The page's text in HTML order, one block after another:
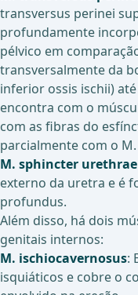
transversus perinei
profundamente
pélvico em
transversalmente da
inferior ossis ischii)
encontra com o
com as fibras do
parcialmente com o
M. sphincter
externo da uretra e é
profundus.
Além disso, há dois
genitais internos:
M. ischiocavernosus:
isquiáticos e cobre o